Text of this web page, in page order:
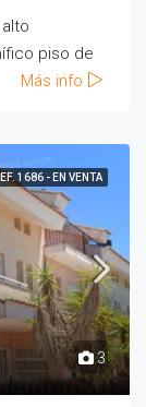
piso de
Más info
1686 - EN VENTA
3